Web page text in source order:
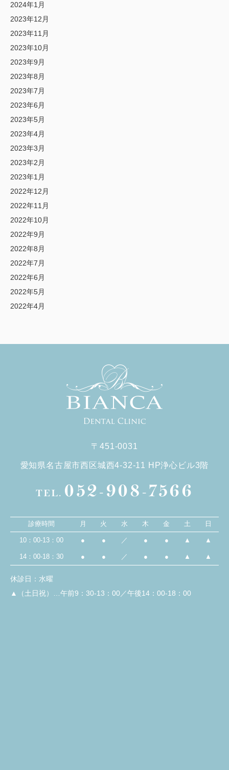
2024年1月
2023年12月
2023年11月
2023年10月
2023年9月
2023年8月
2023年7月
2023年6月
2023年5月
2023年4月
2023年3月
2023年2月
2023年1月
2022年12月
2022年11月
2022年10月
2022年9月
2022年8月
2022年7月
2022年6月
2022年5月
2022年4月
〒451-0031
愛知県名古屋市西区城西4-32-11 HP浄心ビル3階
TEL. 052-908-7566
診療時間 月 火 水 木 金 土 日
10：00-13：00 ● ● ／ ● ● ▲ ▲
14：00-18：30 ● ● ／ ● ● ▲ ▲
休診日：水曜
▲（土日祝）…午前9：30-13：00／午後14：00-18：00